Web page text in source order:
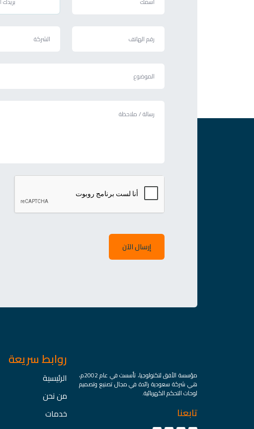
إرسال الآن
مؤسسة الأفق لتكنولوجيا، تأسست في عام 2002م،
هي شركة سعودية رائدة في مجال تصنيع وتصميم
لوحات التحكم الكهربائية.
تابعنا
روابط سريعة
الرئيسية
من نحن
خدمات